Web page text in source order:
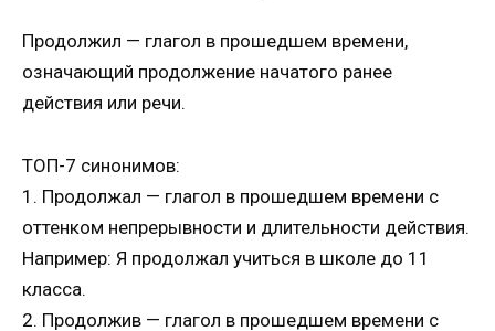
Продолжил — глагол в прошедшем времени,
означающий продолжение начатого ранее
действия или речи.
ТОП-7 синонимов:
1. Продолжал — глагол в прошедшем времени с
оттенком непрерывности и длительности действия.
Например: Я продолжал учиться в школе до 11
класса.
2. Продолжив — глагол в прошедшем времени с